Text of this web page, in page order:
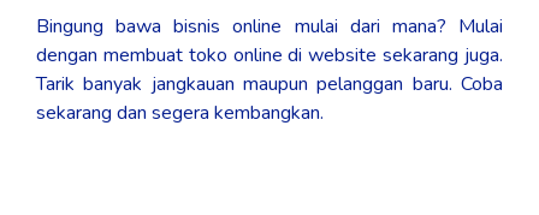
Bingung bawa bisnis online mulai dari mana? Mulai
dengan membuat toko online di website sekarang juga.
Tarik banyak jangkauan maupun pelanggan baru. Coba
sekarang dan segera kembangkan.